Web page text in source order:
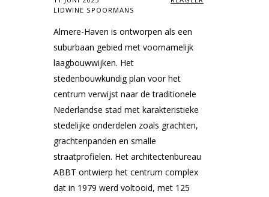
LIDWINE SPOORMANS
Almere-Haven is ontworpen als een
suburbaan gebied met voornamelijk
laagbouwwijken. Het
stedenbouwkundig plan voor het
centrum verwijst naar de traditionele
Nederlandse stad met karakteristieke
stedelijke onderdelen zoals grachten,
grachtenpanden en smalle
straatprofielen. Het architectenbureau
ABBT ontwierp het centrum complex
dat in 1979 werd voltooid, met 125